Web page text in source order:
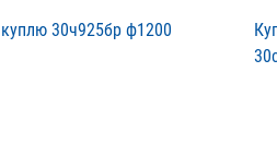
куплю 30ч925бр ф1200